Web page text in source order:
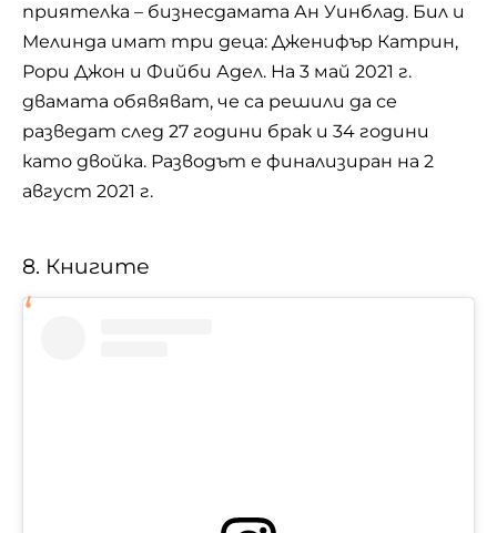
приятелка – бизнесдамата Ан Уинблад. Бил и
Мелинда имат три деца: Дженифър Катрин,
Рори Джон и Фийби Адел. На 3 май 2021 г.
двамата обявяват, че са решили да се
разведат след 27 години брак и 34 години
като двойка. Разводът е финализиран на 2
август 2021 г.
8. Книгите